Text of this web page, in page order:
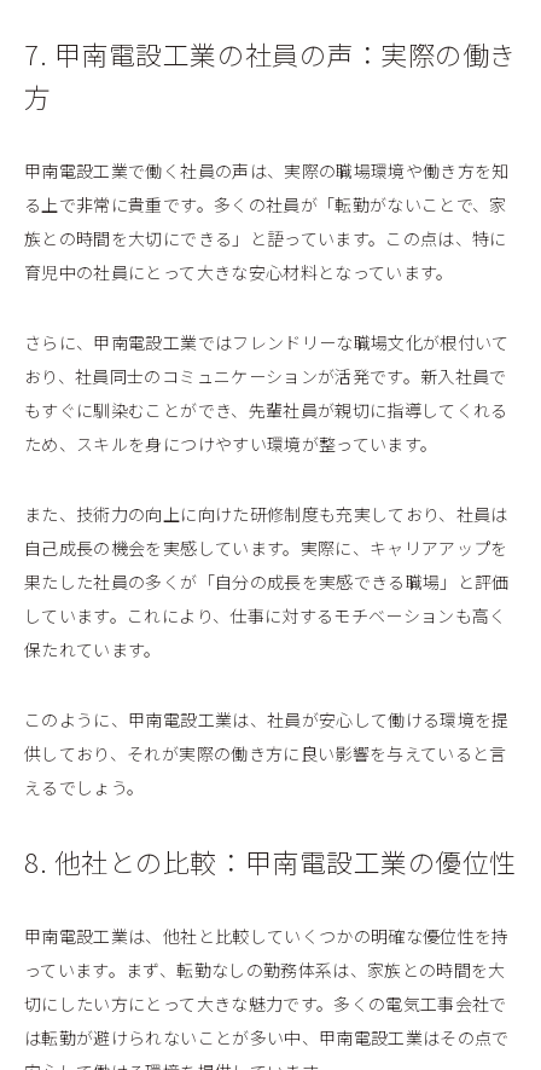
7. 甲南電設工業の社員の声：実際の働き
方
甲南電設工業で働く社員の声は、実際の職場環境や働き方を知
る上で非常に貴重です。多くの社員が「転勤がないことで、家
族との時間を大切にできる」と語っています。この点は、特に
育児中の社員にとって大きな安心材料となっています。
さらに、甲南電設工業ではフレンドリーな職場文化が根付いて
おり、社員同士のコミュニケーションが活発です。新入社員で
もすぐに馴染むことができ、先輩社員が親切に指導してくれる
ため、スキルを身につけやすい環境が整っています。
また、技術力の向上に向けた研修制度も充実しており、社員は
自己成長の機会を実感しています。実際に、キャリアアップを
果たした社員の多くが「自分の成長を実感できる職場」と評価
しています。これにより、仕事に対するモチベーションも高く
保たれています。
このように、甲南電設工業は、社員が安心して働ける環境を提
供しており、それが実際の働き方に良い影響を与えていると言
えるでしょう。
8. 他社との比較：甲南電設工業の優位性
甲南電設工業は、他社と比較していくつかの明確な優位性を持
っています。まず、転勤なしの勤務体系は、家族との時間を大
切にしたい方にとって大きな魅力です。多くの電気工事会社で
は転勤が避けられないことが多い中、甲南電設工業はその点で